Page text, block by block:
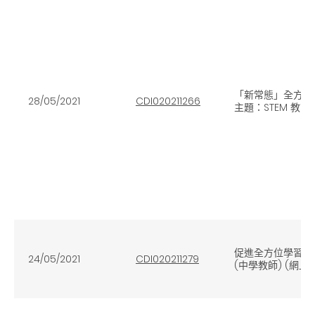
28/05/2021 CDI020211266
「新常態」全方
主題：STEM 教
24/05/2021 CDI020211279
促進全方位學習
(中學教師) (網上